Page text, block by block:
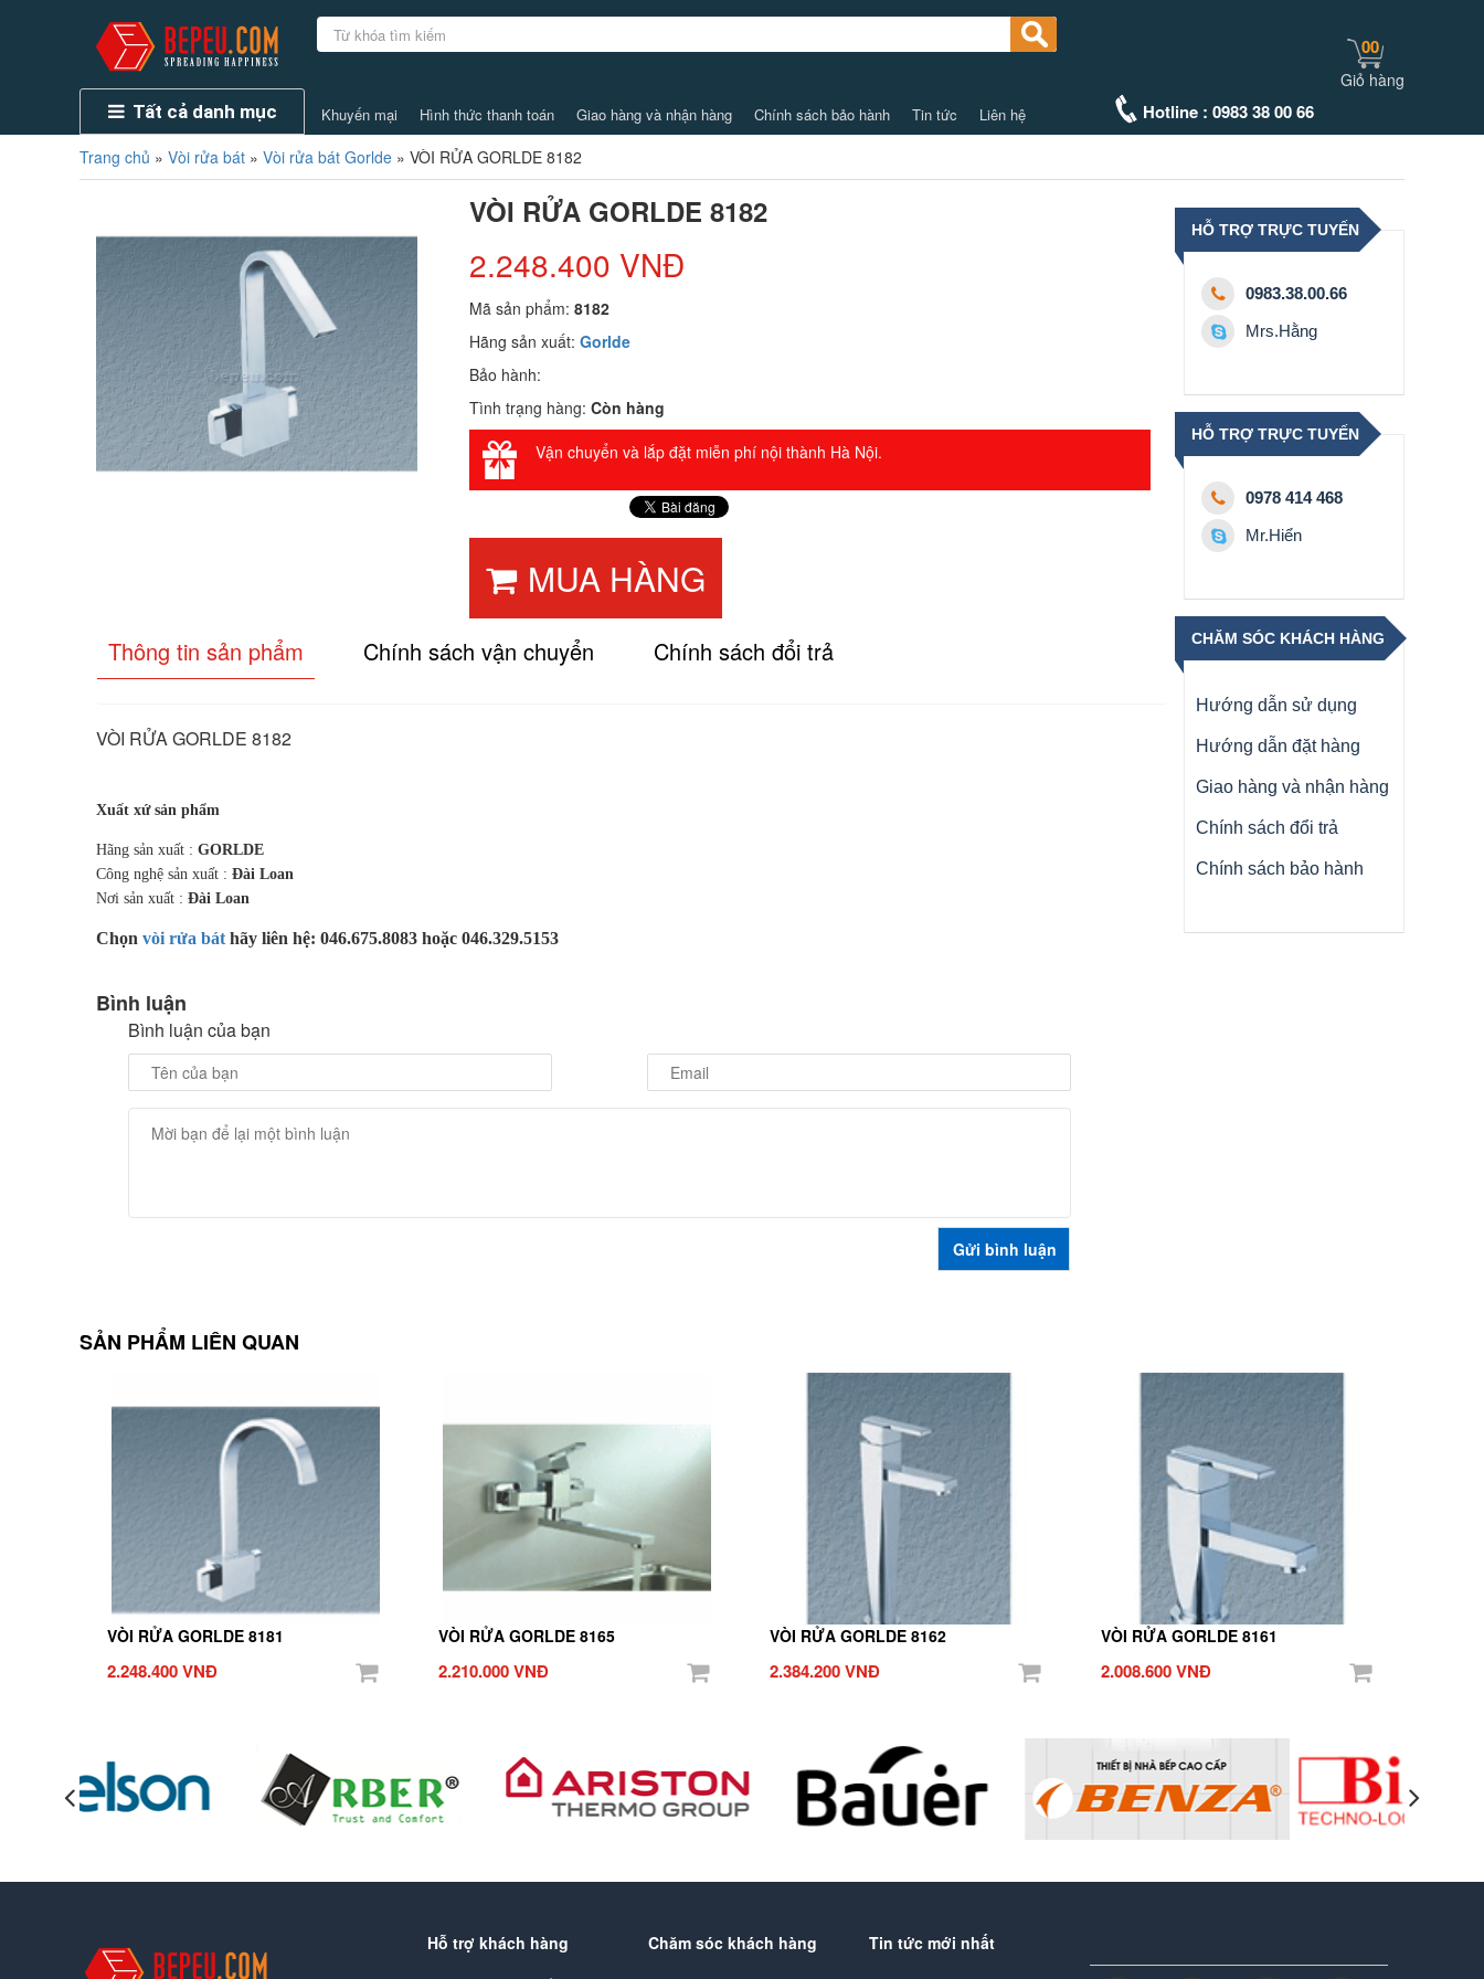
Tất cả danh mục Khuyến mại Hình thức thanh toán Giao hàng và nhận hàng Chính sách bảo hành Tin tức Liên hệ Hotline : 0983 38 00 66
00
Giỏ hàng
Trang chủ » Vòi rửa bát » Vòi rửa bát Gorlde » VÒI RỬA GORLDE 8182
VÒI RỬA GORLDE 8182
2.248.400 VNĐ
Mã sản phẩm:8182
Hãng sản xuất:Gorlde
Bảo hành:
Tình trạng hàng:Còn hàng
Vận chuyển và lắp đặt miễn phí nội thành Hà Nội.
MUA HÀNG
Thông tin sản phẩm Chính sách vận chuyển Chính sách đổi trả
VÒI RỬA GORLDE 8182
Xuất xứ sản phẩm
Hãng sản xuất : GORLDE
Công nghệ sản xuất : Đài Loan
Nơi sản xuất : Đài Loan
Chọn vòi rửa bát hãy liên hệ: 046.675.8083 hoặc 046.329.5153
Bình luận
Bình luận của bạn
HỖ TRỢ TRỰC TUYẾN
0983.38.00.66
Mrs.Hằng
HỖ TRỢ TRỰC TUYẾN
0978 414 468
Mr.Hiển
CHĂM SÓC KHÁCH HÀNG
Hướng dẫn sử dụng
Hướng dẫn đặt hàng
Giao hàng và nhận hàng
Chính sách đổi trả
Chính sách bảo hành
SẢN PHẨM LIÊN QUAN
VÒI RỬA GORLDE 8181
2.248.400 VNĐ
VÒI RỬA GORLDE 8165
2.210.000 VNĐ
VÒI RỬA GORLDE 8162
2.384.200 VNĐ
VÒI RỬA GORLDE 8161
2.008.600 VNĐ
Hỗ trợ khách hàng Chăm sóc khách hàng Tin tức mới nhất